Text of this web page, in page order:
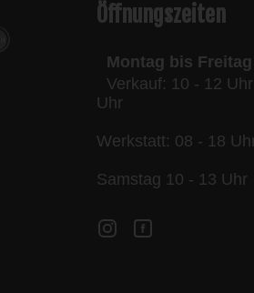
Öffnungszeiten
Montag bis Freitag
Verkauf: 10 - 12
Uhr
Werkstatt: 08 - 18
Samstag 10 - 13 Uhr